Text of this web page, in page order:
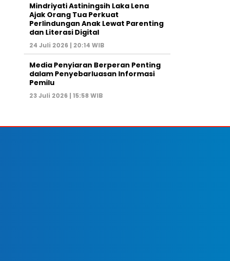
Mindriyati Astiningsih Laka Lena
Ajak Orang Tua Perkuat
Perlindungan Anak Lewat Parenting
dan Literasi Digital
24 Juli 2026 | 20:14 WIB
Media Penyiaran Berperan Penting
dalam Penyebarluasan Informasi
Pemilu
23 Juli 2026 | 15:58 WIB